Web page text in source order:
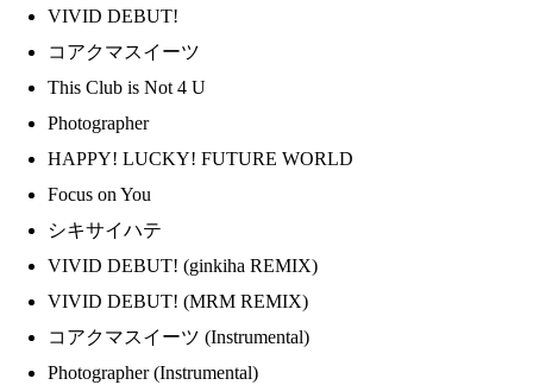
VIVID DEBUT!
コアクマスイーツ
This Club is Not 4 U
Photographer
HAPPY! LUCKY! FUTURE WORLD
Focus on You
シキサイハテ
VIVID DEBUT! (ginkiha REMIX)
VIVID DEBUT! (MRM REMIX)
コアクマスイーツ (Instrumental)
Photographer (Instrumental)